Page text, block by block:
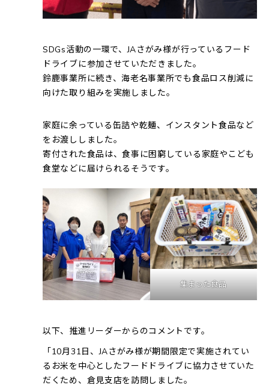
SDGs活動の一環で、JAさがみ様が行っているフード
ドライブに参加させていただきました。
鈴鹿事業所に続き、海老名事業所でも食品ロス削減に
向けた取り組みを実施しました。
家庭に余っている缶詰や乾麺、インスタント食品など
をお渡ししました。
寄付された食品は、食事に困窮している家庭やこども
食堂などに届けられるそうです。
集まった食品
以下、推進リーダーからのコメントです。
「10月31日、JAさがみ様が期間限定で実施されてい
るお米を中心としたフードドライブに協力させていた
だくため、倉見支店を訪問しました。